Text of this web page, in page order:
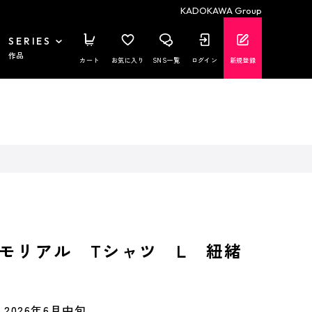
KADOKAWA Group
SERIES
作品 カート お気に入り SNS一覧 ログイン 新規登録
モリアル Tシャツ L 紐緒